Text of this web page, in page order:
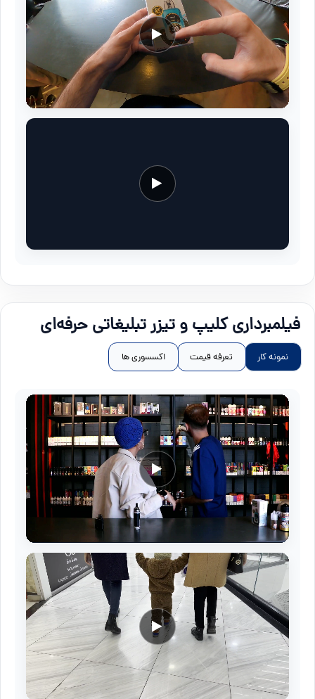
فیلمبرداری کلیپ و تیزر تبلیغاتی حرفه‌ای
نمونه کار تعرفه قیمت اکسسوری ها